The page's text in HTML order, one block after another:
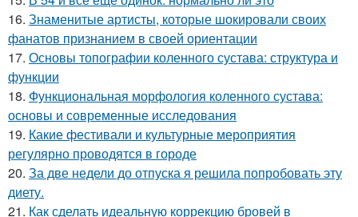
16. Знаменитые артисты, которые шокировали своих
фанатов признанием в своей ориентации
17. Основы топографии коленного сустава: структура и
функции
18. Функциональная морфология коленного сустава:
основы и современные исследования
19. Какие фестивали и культурные мероприятия
регулярно проводятся в городе
20. За две недели до отпуска я решила попробовать эту
диету.
21. Как сделать идеальную коррекцию бровей в